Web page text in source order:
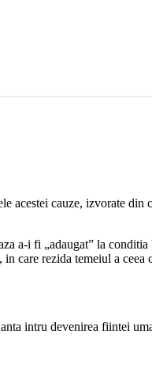
acestei cauze, izvorate din
a-i fi „adaugat” la
care rezida temeiul a ceea
intru devenirea fiintei